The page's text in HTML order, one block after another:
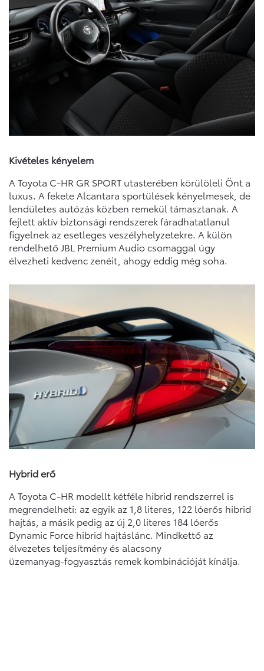
Kivételes kényelem
A Toyota C‑HR GR SPORT utasterében körülöleli Önt a
luxus. A fekete Alcantara sportülések kényelmesek, de
lendületes autózás közben remekül támasztanak. A
fejlett aktív biztonsági rendszerek fáradhatatlanul
figyelnek az esetleges veszélyhelyzetekre. A külön
rendelhető JBL Premium Audio csomaggal úgy
élvezheti kedvenc zenéit, ahogy eddig még soha.
Hybrid erő
A Toyota C‑HR modellt kétféle hibrid rendszerrel is
megrendelheti: az egyik az 1,8 literes, 122 lóerős hibrid
hajtás, a másik pedig az új 2,0 literes 184 lóerős
Dynamic Force hibrid hajtáslánc. Mindkettő az
élvezetes teljesítmény és alacsony
üzemanyag‑fogyasztás remek kombinációját kínálja.